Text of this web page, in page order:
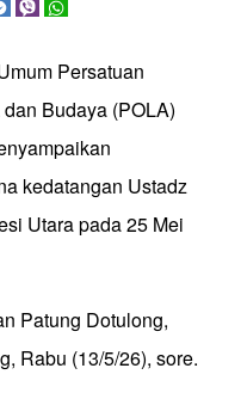
Persatuan
Budaya (POLA)
kedatangan Ustadz
Utara pada 25 Mei
Patung Dotulong,
Rabu (13/5/26), sore.